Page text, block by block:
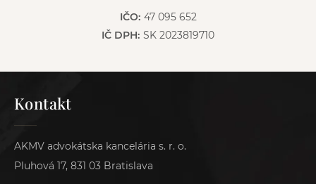
IČO: 47 095 652
IČ DPH: SK 2023819710
Kontakt
AKMV advokátska kancelária s. r. o.
Pluhová 17, 831 03 Bratislava